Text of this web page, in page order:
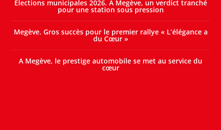
Élections municipales 2026. A Megève, un verdict tranché
pour une station sous pression
Megève. Gros succès pour le premier rallye « L’élégance a
du Cœur »
A Megève, le prestige automobile se met au service du
cœur